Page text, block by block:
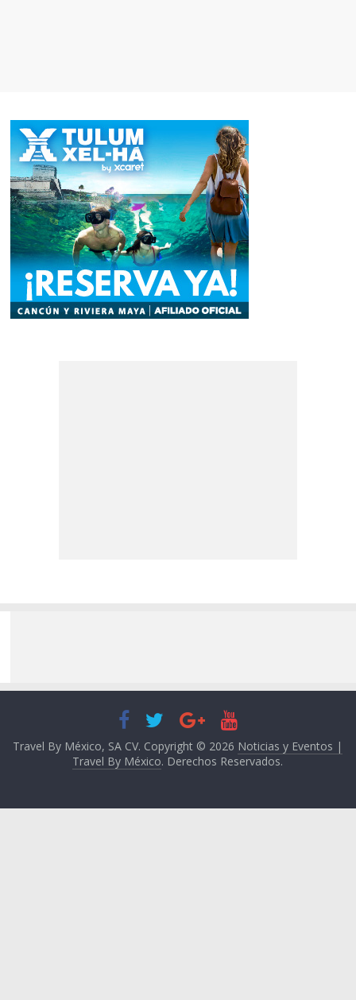
Travel By México, SA CV. Copyright © 2026 Noticias y Eventos |
Travel By México. Derechos Reservados.